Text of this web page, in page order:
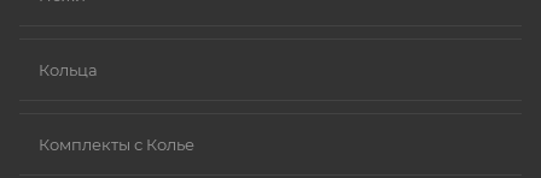
Кольца
Комплекты с Колье